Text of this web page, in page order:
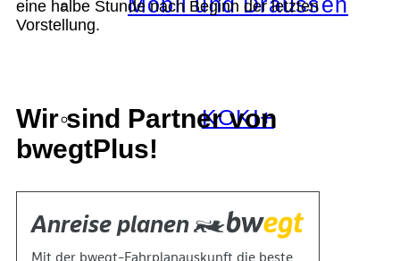
KOKI+
Kontakt
eine halbe Stunde nach Beginn der letzten
Vorstellung.
Wir sind Partner von
bwegtPlus!